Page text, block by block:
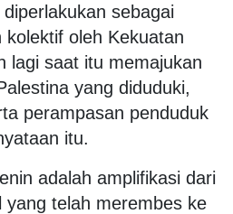
sebagai
oleh Kekuatan
lagi saat itu memajukan
yang diduduki,
perampasan penduduk
itu.
adalah amplifikasi dari
yang telah merembes ke